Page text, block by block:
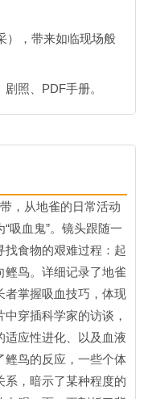
），带来如临现场般
照、PDF手册。
，从地雀的日常活动
吸血鬼”。镜头跟随一
找食物的艰难过程：起
鲣鸟。详细记录了地雀
者掌握吸血技巧，体现
穿插科学家的访谈，
适应性进化、以及血液
鲣鸟的反应，一些个体
系，暗示了某种程度的